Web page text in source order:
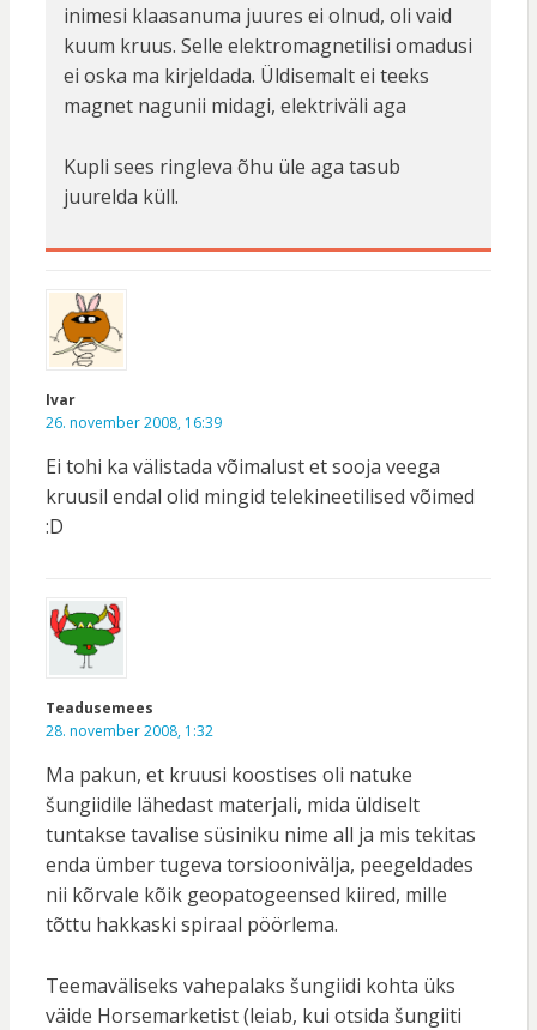
inimesi klaasanuma juures ei olnud, oli vaid
kuum kruus. Selle elektromagnetilisi omadusi
ei oska ma kirjeldada. Üldisemalt ei teeks
magnet nagunii midagi, elektriväli aga
Kupli sees ringleva õhu üle aga tasub
juurelda küll.
Ivar
26. november 2008, 16:39
Ei tohi ka välistada võimalust et sooja veega
kruusil endal olid mingid telekineetilised võimed
:D
Teadusemees
28. november 2008, 1:32
Ma pakun, et kruusi koostises oli natuke
šungiidile lähedast materjali, mida üldiselt
tuntakse tavalise süsiniku nime all ja mis tekitas
enda ümber tugeva torsioonivälja, peegeldades
nii kõrvale kõik geopatogeensed kiired, mille
tõttu hakkaski spiraal pöörlema.
Teemaväliseks vahepalaks šungiidi kohta üks
väide Horsemarketist (leiab, kui otsida šungiiti